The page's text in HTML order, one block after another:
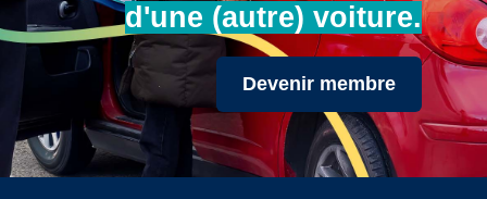
d'une (autre) voiture.
Devenir membre